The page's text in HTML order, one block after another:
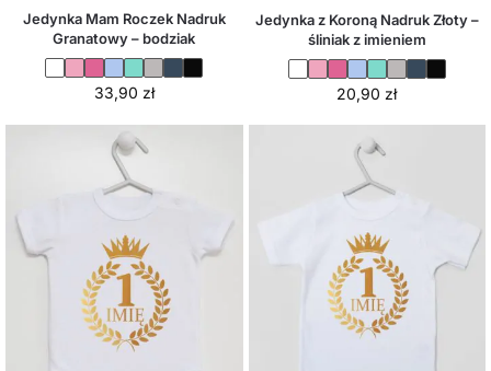
Jedynka Mam Roczek Nadruk
Granatowy – bodziak
33,90 zł
Jedynka z Koroną Nadruk Złoty –
śliniak z imieniem
20,90 zł